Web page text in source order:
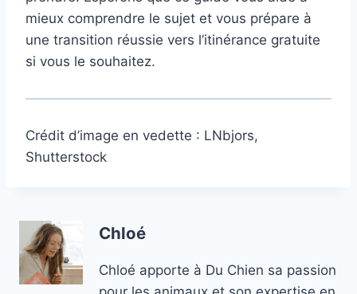
mieux comprendre le sujet et vous prépare à
une transition réussie vers l’itinérance gratuite
si vous le souhaitez.
Crédit d’image en vedette : LNbjors,
Shutterstock
Chloé
Chloé apporte à Du Chien sa passion